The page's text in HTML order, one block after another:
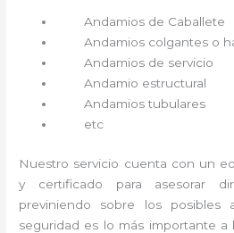
Andamios de Caballete
Andamios colgantes o
Andamios de servicio
Andamio estructural
Andamios tubulares
etc
Nuestro servicio cuenta con un
y certificado para asesorar
previniendo sobre los posibles
seguridad es lo más importante a